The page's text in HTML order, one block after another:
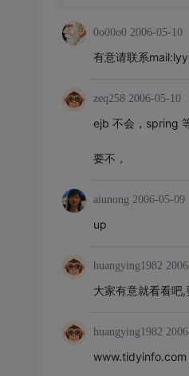
0o00o0 2006-05-10
有意请联系
zeq258 2006-05-10
ejb 不会，spring
要不，
aiunong 2006-05-09
up
huangying1982
大家有意就看看吧,
huangying1982
www.tidyinfo.com